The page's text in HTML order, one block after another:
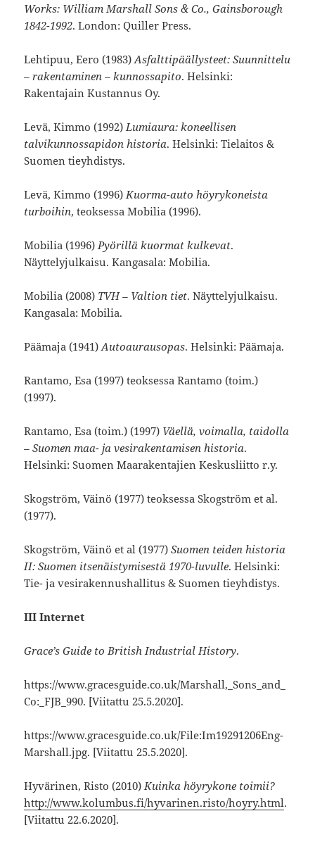
Works: William Marshall Sons & Co., Gainsborough
1842-1992. London: Quiller Press.
Lehtipuu, Eero (1983)Asfalttipäällysteet: Suunnittelu
– rakentaminen – kunnossapito. Helsinki:
Rakentajain Kustannus Oy.
Levä, Kimmo (1992)Lumiaura: koneellisen
talvikunnossapidon historia. Helsinki: Tielaitos &
Suomen tieyhdistys.
Levä, Kimmo (1996)Kuorma-auto höyrykoneista
turboihin, teoksessa Mobilia (1996).
Mobilia (1996)Pyörillä kuormat kulkevat.
Näyttelyjulkaisu. Kangasala: Mobilia.
Mobilia (2008) TVH – Valtion tiet. Näyttelyjulkaisu.
Kangasala: Mobilia.
Päämaja (1941)Autoaurausopas. Helsinki: Päämaja.
Rantamo, Esa (1997) teoksessa Rantamo (toim.)
(1997).
Rantamo, Esa (toim.) (1997) Väellä, voimalla, taidolla
– Suomen maa- ja vesirakentamisen historia.
Helsinki: Suomen Maarakentajien Keskusliitto r.y.
Skogström, Väinö (1977) teoksessa Skogström et al.
(1977).
Skogström, Väinö et al (1977)Suomen teiden historia
II: Suomen itsenäistymisestä 1970-luvulle. Helsinki:
Tie- ja vesirakennushallitus & Suomen tieyhdistys.
III Internet
Grace’s Guide to British Industrial History.
https://www.gracesguide.co.uk/Marshall,_Sons_and_
Co:_FJB_990. [Viitattu 25.5.2020].
https://www.gracesguide.co.uk/File:Im19291206Eng-
Marshall.jpg. [Viitattu 25.5.2020].
Hyvärinen, Risto (2010)Kuinka höyrykone toimii?
http://www.kolumbus.fi/hyvarinen.risto/hoyry.html.
[Viitattu 22.6.2020].